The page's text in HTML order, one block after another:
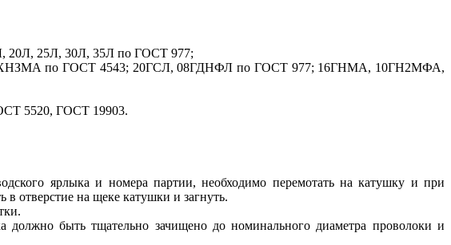
20Л, 25Л, 30Л, 35Л по ГОСТ 977;
по ГОСТ 4543; 20ГСЛ, 08ГДНФЛ по ГОСТ 977; 16ГНМА, 10ГН2МФА,
5520, ГОСТ 19903.
ярлыка и номера партии, необходимо перемотать на катушку и при
в отверстие на щеке катушки и загнуть.
должно быть тщательно зачищено до номинального диаметра проволоки и